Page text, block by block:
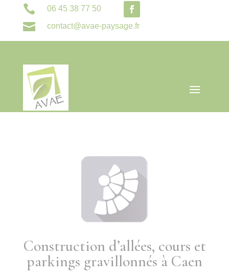
 06 45 38 77 50
 contact@avae-paysage.fr
Construction d’allées, cours et
parkings gravillonnés à Caen